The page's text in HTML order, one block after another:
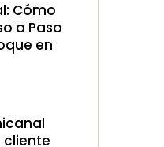
Cómo
a Paso
en
cliente